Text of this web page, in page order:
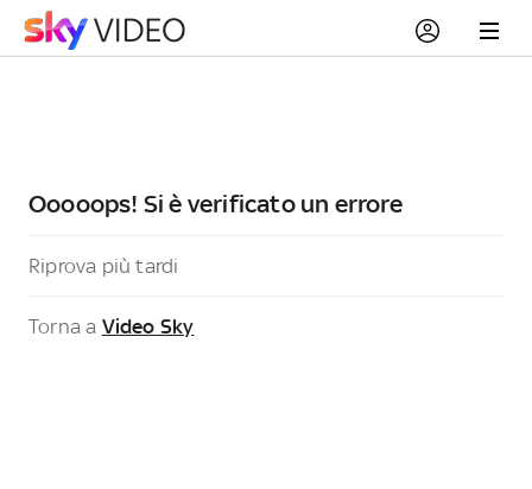
Ooooops! Si è verificato un errore
Riprova più tardi
Torna a Video Sky